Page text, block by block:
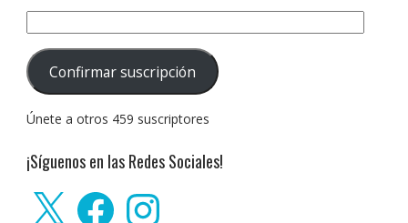
correo
electrónico:
Confirmar suscripción
Únete a otros 459 suscriptores
¡Síguenos en las Redes Sociales!
FacebookInstagram